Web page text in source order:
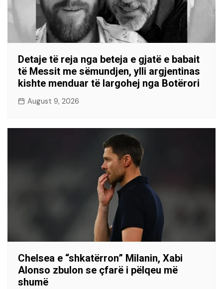
Detaje të reja nga beteja e gjatë e babait
të Messit me sëmundjen, ylli argjentinas
kishte menduar të largohej nga Botërori
August 9, 2026
Chelsea e “shkatërron” Milanin, Xabi
Alonso zbulon se çfarë i pëlqeu më
shumë